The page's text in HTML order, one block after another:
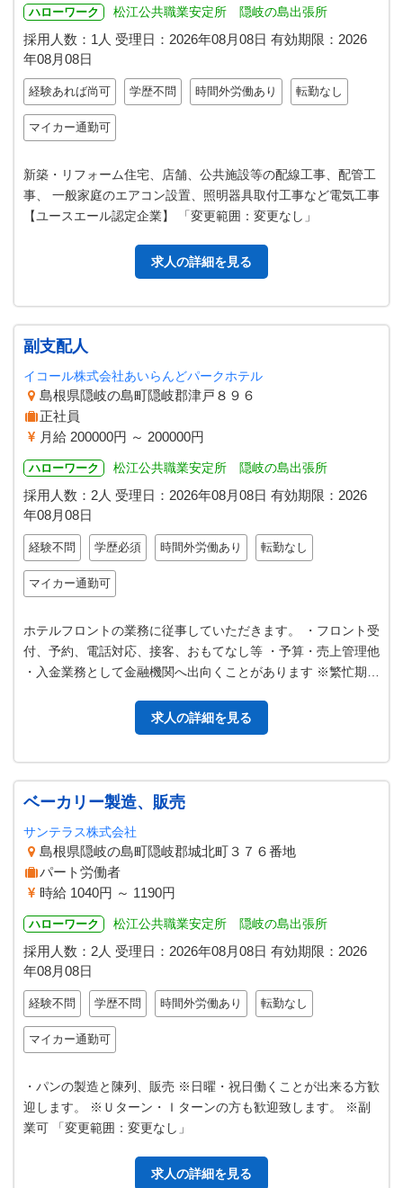
ハローワーク 松江公共職業安定所 隠岐の島出張所
採用人数：1人 受理日： 2026年08月08日 有効期限： 2026
年08月08日
経験あれば尚可 学歴不問 時間外労働あり 転勤なし
マイカー通勤可
新築・リフォーム住宅、店舗、公共施設等の配線工事、配管工
事、 一般家庭のエアコン設置、照明器具取付工事など電気工事
【ユースエール認定企業】 「変更範囲：変更なし」
求人の詳細を見る
副支配人
イコール株式会社あいらんどパークホテル
島根県隠岐の島町隠岐郡津戸８９６
正社員
月給 200000円 ～ 200000円
ハローワーク 松江公共職業安定所 隠岐の島出張所
採用人数：2人 受理日： 2026年08月08日 有効期限： 2026
年08月08日
経験不問 学歴必須 時間外労働あり 転勤なし
マイカー通勤可
ホテルフロントの業務に従事していただきます。 ・フロント受
付、予約、電話対応、接客、おもてなし等 ・予算・売上管理他
・入金業務として金融機関へ出向くことがあります ※繁忙期に
求人の詳細を見る
ベーカリー製造、販売
サンテラス株式会社
島根県隠岐の島町隠岐郡城北町３７６番地
パート労働者
時給 1040円 ～ 1190円
ハローワーク 松江公共職業安定所 隠岐の島出張所
採用人数：2人 受理日： 2026年08月08日 有効期限： 2026
年08月08日
経験不問 学歴不問 時間外労働あり 転勤なし
マイカー通勤可
・パンの製造と陳列、販売 ※日曜・祝日働くことが出来る方歓
迎します。 ※Ｕターン・Ｉターンの方も歓迎致します。 ※副
業可 「変更範囲：変更なし」
求人の詳細を見る